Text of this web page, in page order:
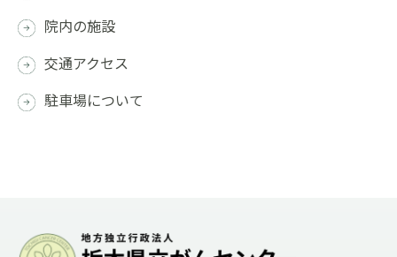
院内の施設
交通アクセス
駐車場について